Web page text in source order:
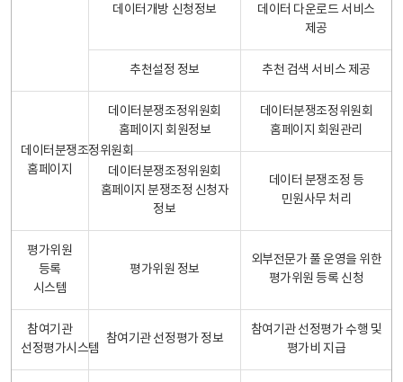
데이터개방 신청정보
데이터 다운로드 서비스
제공
추천설정 정보 추천 검색 서비스 제공
데이터분쟁조정위원회
홈페이지
데이터분쟁조정위원회
홈페이지 회원정보
데이터분쟁조정위원회
홈페이지 회원관리
데이터분쟁조정위원회
홈페이지 분쟁조정 신청자
정보
데이터 분쟁조정 등
민원사무 처리
평가위원
등록
시스템
평가위원 정보
외부전문가 풀 운영을 위한
평가위원 등록 신청
참여기관
선정평가시스템
참여기관 선정평가 정보
참여기관 선정평가 수행 및
평가비 지급